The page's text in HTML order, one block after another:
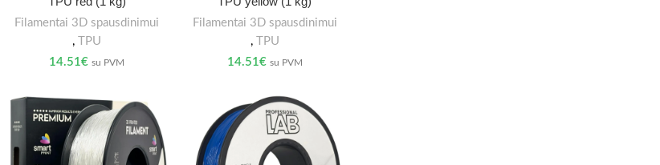
Filamentai 3D spausdinimui
,TPU
14.51€ su PVM
Filamentai 3D spausdinimui
, TPU
14.51€ su PVM